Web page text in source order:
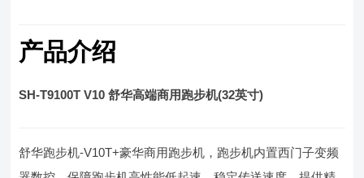
产品介绍
SH-T9100T V10 舒华高端商用跑步机(32英寸)
舒华跑步机-V10T+豪华商用跑步机，跑步机内置西门子变频